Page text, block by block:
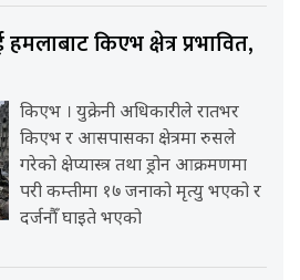
किएभ क्षेत्र प्रभावित,
किएभ । युक्रेनी अधिकारीले रातभर
किएभ र आसपासका क्षेत्रमा रुसले
गरेको क्षेप्यास्त्र तथा ड्रोन आक्रमणमा
परी कम्तीमा १७ जनाको मृत्यु भएको र
दर्जनौँ घाइते भएको